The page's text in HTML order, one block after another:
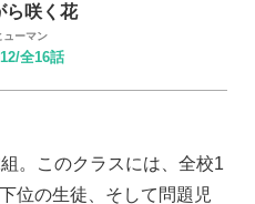
ら咲く花
ューマン
全16話
。このクラスには、全校1
位の生徒、そして問題児